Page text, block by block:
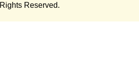
Rights Reserved.